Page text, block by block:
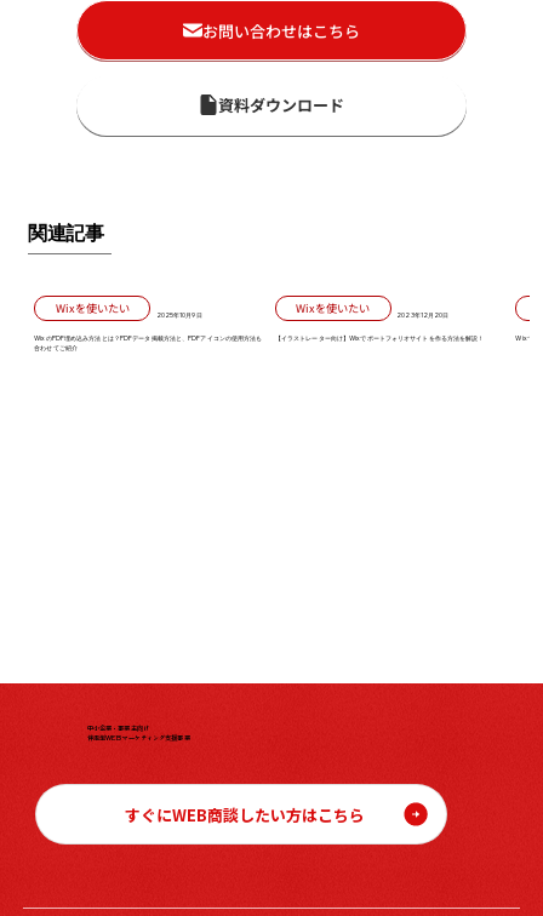
お問い合わせはこちら
資料ダウンロード
関連記事
Wixを使いたい 2025年10月9日
WixのPDF埋め込み方法とは？PDFデータ掲載方法と、PDFアイコンの使用方法も
合わせてご紹介
Wixを使いたい 2023年12月20日
【イラストレーター向け】Wixでポートフォリオサイトを作る方法を解説！ Wixで簡
中小企業・事業主向け
伴走型WEBマーケティング支援事業
すぐにWEB商談したい方はこちら